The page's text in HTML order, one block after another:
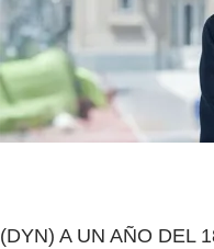
(DYN) A UN AÑO DEL